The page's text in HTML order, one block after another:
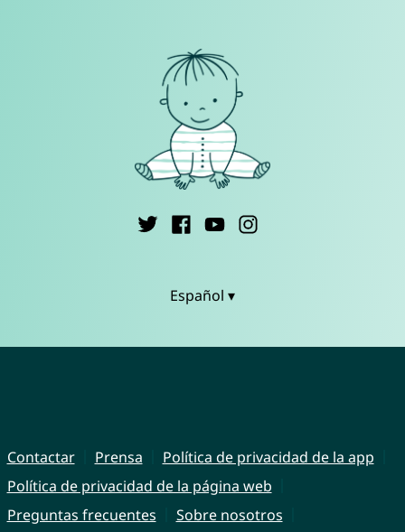
Español ▾
Contactar Prensa
Política de privacidad de la app
Política de privacidad de la página web
Preguntas frecuentes
Sobre nosotros